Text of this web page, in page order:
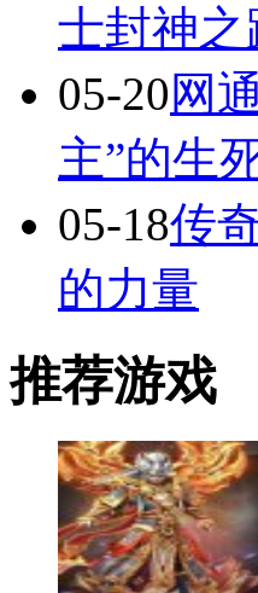
士封神之
05-20网
主”的生
05-18传
的力量
推荐游戏